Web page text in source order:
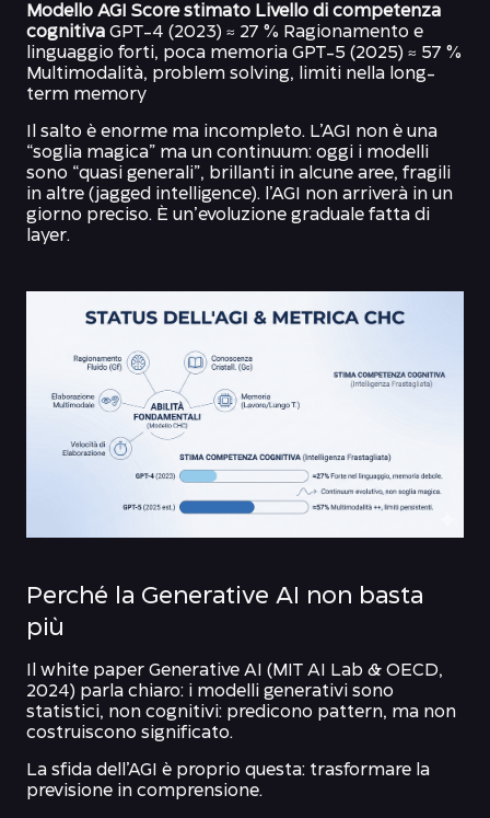
Modello AGI Score stimato Livello di competenza
cognitiva GPT-4 (2023) ≈ 27 % Ragionamento e
linguaggio forti, poca memoria GPT-5 (2025) ≈ 57 %
Multimodalità, problem solving, limiti nella long-
term memory
Il salto è enorme ma incompleto. L’AGI non è una
“soglia magica” ma un continuum: oggi i modelli
sono “quasi generali”, brillanti in alcune aree, fragili
in altre (jagged intelligence). l’AGI non arriverà in un
giorno preciso. È un’evoluzione graduale fatta di
layer.
Perché la Generative AI non basta
più
Il white paper Generative AI (MIT AI Lab & OECD,
2024) parla chiaro: i modelli generativi sono
statistici, non cognitivi: predicono pattern, ma non
costruiscono significato.
La sfida dell’AGI è proprio questa: trasformare la
previsione in comprensione.